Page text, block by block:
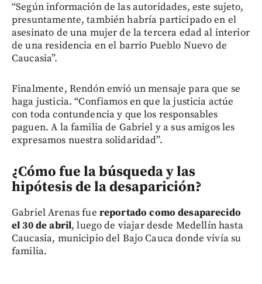
“Según información de las autoridades, este sujeto,
presuntamente, también habría participado en el
asesinato de una mujer de la tercera edad al interior
de una residencia en el barrio Pueblo Nuevo de
Caucasia”.
Finalmente, Rendón envió un mensaje para que se
haga justicia. “Confiamos en que la justicia actúe
con toda contundencia y que los responsables
paguen. A la familia de Gabriel y a sus amigos les
expresamos nuestra solidaridad”.
¿Cómo fue la búsqueda y las
hipótesis de la desaparición?
Gabriel Arenas fue reportado como desaparecido
el 30 de abril, luego de viajar desde Medellín hasta
Caucasia, municipio del Bajo Cauca donde vivía su
familia.